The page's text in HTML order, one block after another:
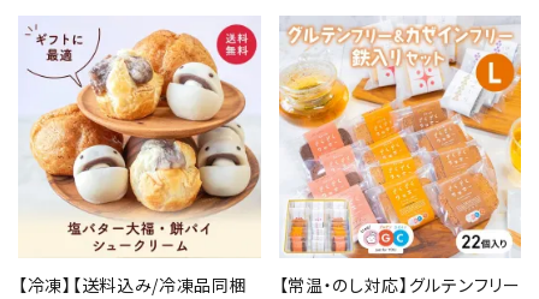
【冷凍】【送料込み/冷凍品同梱
【常温・のし対応】グルテンフリー